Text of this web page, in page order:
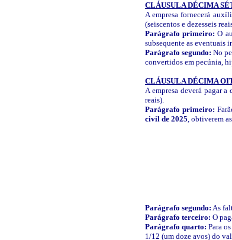
CLÁUSULA DÉCIMA
A empresa fornecerá
(seiscentos e dezesseis
Parágrafo primeiro:O
subsequente as eventuais
Parágrafo segundo: No
convertidos em pecúnia,
CLÁUSULA DÉCIMA
A empresa deverá pagar
reais).
Parágrafo primeiro:
civil de 2025, obtiverem
Parágrafo segundo: As
Parágrafo terceiro: O
Parágrafo quarto:Para
1/12 (um doze avos) do